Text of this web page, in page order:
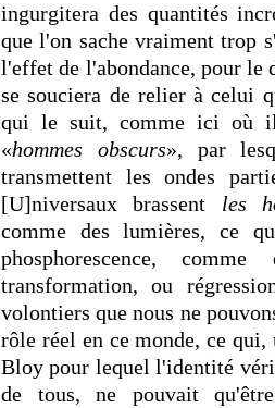
ingurgitera des quantités
que l'on sache vraiment trop
l'effet de l'abondance, pour le
se souciera de relier à celui
qui le suit, comme ici où il
«hommes obscurs», par
transmettent les ondes
[U]niversaux brassent les
comme des lumières, ce
phosphorescence,
transformation, ou
volontiers que nous ne
rôle réel en ce monde, ce
Bloy pour lequel l'identité
de tous, ne pouvait